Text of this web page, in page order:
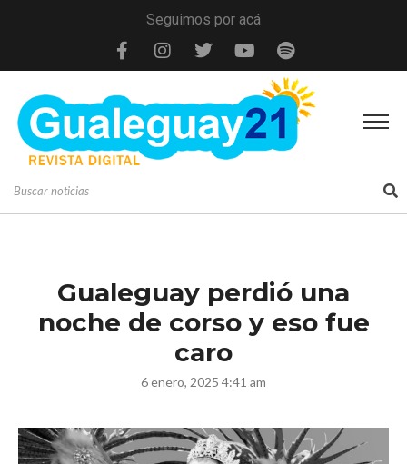
Seguimos por acá
Gualeguay perdió una
noche de corso y eso fue
caro
6 enero, 2025 4:41 am